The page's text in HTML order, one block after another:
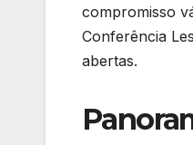
compromisso
Conferência
abertas.